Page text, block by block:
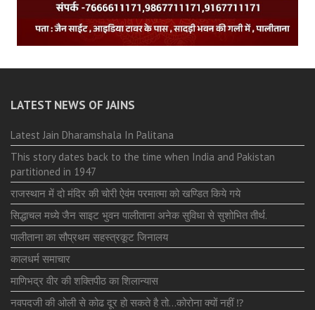
LATEST NEWS OF JAINS
Latest Jain Dharamshala In Palitana
This story dates back to the time when India and Pakistan
partitioned in 1947
राजस्थान में दो मंदिर की चोरी ऐवंम परमात्मा को खण्डित किये गये
सिद्धाचल मध्ये जैन साइट भुवन पालीताना अनेक सुविधा से सुशोभित तीर्थ.
पालीताना का सौप्रथम सहस्त्रकूट जिनालय
कालधर्म समाचार
माणिभद्र वीर की शक्तिपीठ का शिलान्यास
नवपदजी की ओली से कोढ दूर हो सकते है तो…कोरोना क्यों नहीं ⁉️